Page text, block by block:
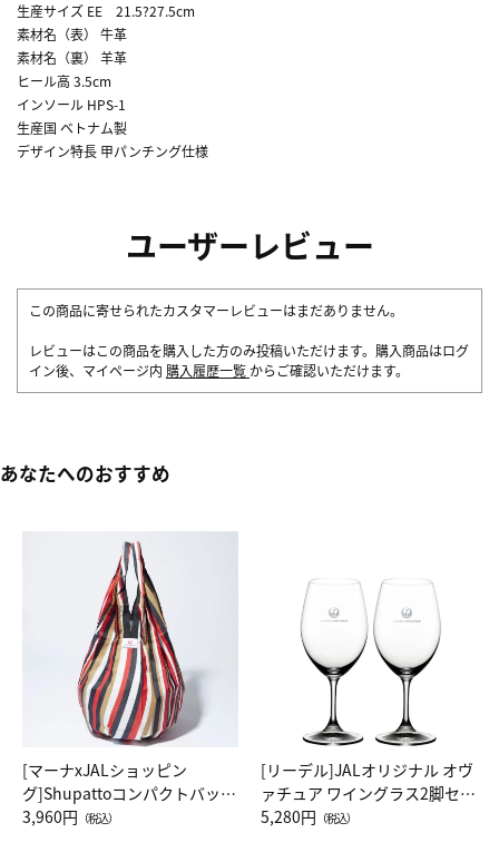
生産サイズ EE 21.5?27.5cm
素材名（表） 牛革
素材名（裏） 羊革
ヒール高 3.5cm
インソール HPS-1
生産国 ベトナム製
デザイン特長 甲パンチング仕様
ユーザーレビュー
この商品に寄せられたカスタマーレビューはまだありません。
レビューはこの商品を購入した方のみ投稿いただけます。購入商品はログ
イン後、マイページ内 購入履歴一覧 からご確認いただけます。
あなたへのおすすめ
[マーナxJALショッピン
グ]Shupattoコンパクトバッグ
Drop JAL客室乗務員（LC）ス
3,960円 （税込）
[リーデル]JALオリジナル オヴ
ァチュア ワイングラス2脚セッ
ト（レッドワイン）
5,280円 （税込）